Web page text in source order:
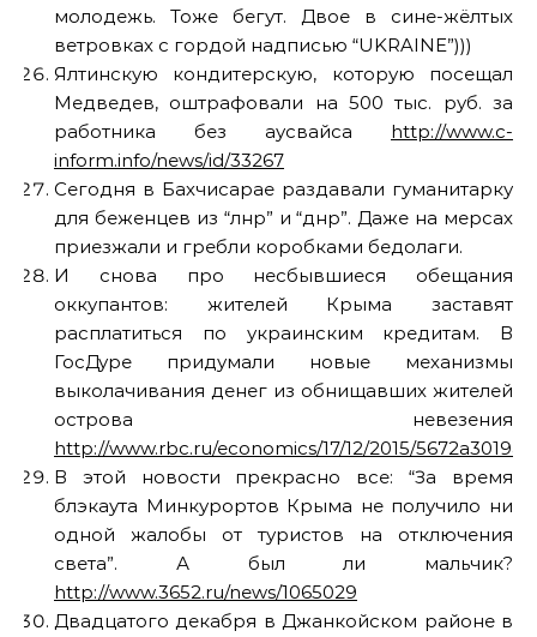
молодежь. Тоже бегут. Двое в сине-жёлтых
ветровках с гордой надписью “UKRAINE”)))
Ялтинскую кондитерскую, которую посещал
Медведев, оштрафовали на 500 тыс. руб. за
работника без аусвайса http://www.c-
inform.info/news/id/33267
Сегодня в Бахчисарае раздавали гуманитарку
для беженцев из “лнр” и “днр”. Даже на мерсах
приезжали и гребли коробками бедолаги.
И снова про несбывшиеся обещания
оккупантов: жителей Крыма заставят
расплатиться по украинским кредитам. В
ГосДуре придумали новые механизмы
выколачивания денег из обнищавших жителей
острова невезения
http://www.rbc.ru/economics/17/12/2015/
В этой новости прекрасно все: “За время
блэкаута Минкурортов Крыма не получило ни
одной жалобы от туристов на отключения
света”. А был ли мальчик?
http://www.3652.ru/news/1065029
Двадцатого декабря в Джанкойском районе в